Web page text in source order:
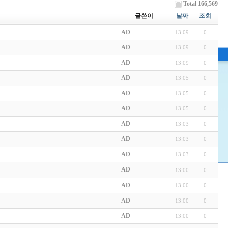
Total 166,569
글쓴이
날짜 조회
AD 13:09 0
AD 13:09 0
AD 13:09 0
AD 13:05 0
AD 13:05 0
AD 13:05 0
AD 13:03 0
AD 13:03 0
AD 13:03 0
AD 13:00 0
AD 13:00 0
AD 13:00 0
AD 13:00 0